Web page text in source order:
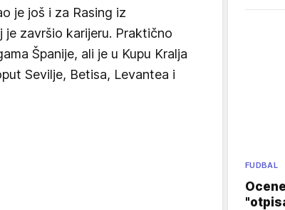
je još i za Rasing iz
je završio karijeru. Praktično
Španije, ali je u Kupu Kralja
Sevilje, Betisa, Levantea i
FUDBAL